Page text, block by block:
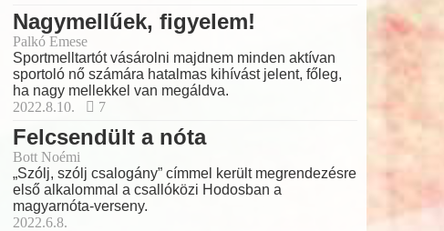
Nagymellűek, figyelem!
Palkó Emese
Sportmelltartót vásárolni majdnem minden aktívan
sportoló nő számára hatalmas kihívást jelent, főleg,
ha nagy mellekkel van megáldva.
2022.8.10.
7
Felcsendült a nóta
Bott Noémi
„Szólj, szólj csalogány” címmel került megrendezésre
első alkalommal a csallóközi Hodosban a
magyarnóta-verseny.
2022.6.8.